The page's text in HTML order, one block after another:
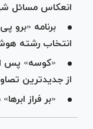
انعکاس مسائل
انتخاب رشته
از جدیدترین
«بر فراز